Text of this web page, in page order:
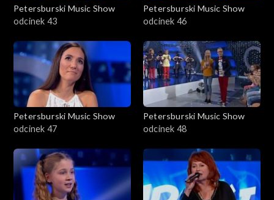
Petersburski Music Show
odcinek 43
Petersburski Music Show
odcinek 46
Petersburski Music Show
odcinek 47
Petersburski Music Show
odcinek 48